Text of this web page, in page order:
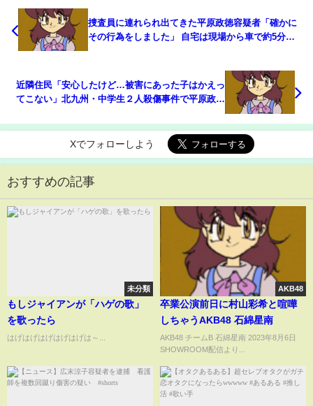
捜査員に連れられ出てきた平原政徳容疑者「確かに
その行為をしました」 自宅は現場から車で約5分
近隣住民「安心したけど…被害にあった子はかえっ
てこない」北九州・中学生２人殺傷事件で平原政徳
Xでフォローしよう
おすすめの記事
未分類
もしジャイアンが「ハゲの歌」
を歌ったら
はげはげはげはげはげは～...
AKB48
卒業公演前日に村山彩希と喧嘩
しちゃうAKB48 石綿星南
AKB48 チームB 石綿星南 2023年8月6日
SHOWROOM配信より...